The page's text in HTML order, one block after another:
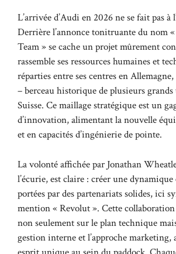
L’arrivée d’Audi en 2026 ne se fait pas à
Derrière l’annonce tonitruante du nom
Team » se cache un projet mûrement
rassemble ses ressources humaines et
réparties entre ses centres en
– berceau historique de plusieurs grands
Suisse. Ce maillage stratégique est un
d’innovation, alimentant la nouvelle
et en capacités d’ingénierie de pointe.
La volonté affichée par Jonathan
l’écurie, est claire : créer une
portées par des partenariats solides, ici
mention « Revolut ». Cette
non seulement sur le plan technique
gestion interne et l’approche marketing,